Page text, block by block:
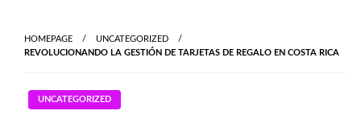
content
HOMEPAGE
UNCATEGORIZED
REVOLUCIONANDO LA GESTIÓN DE TARJETAS DE REGALO EN COSTA RICA
UNCATEGORIZED